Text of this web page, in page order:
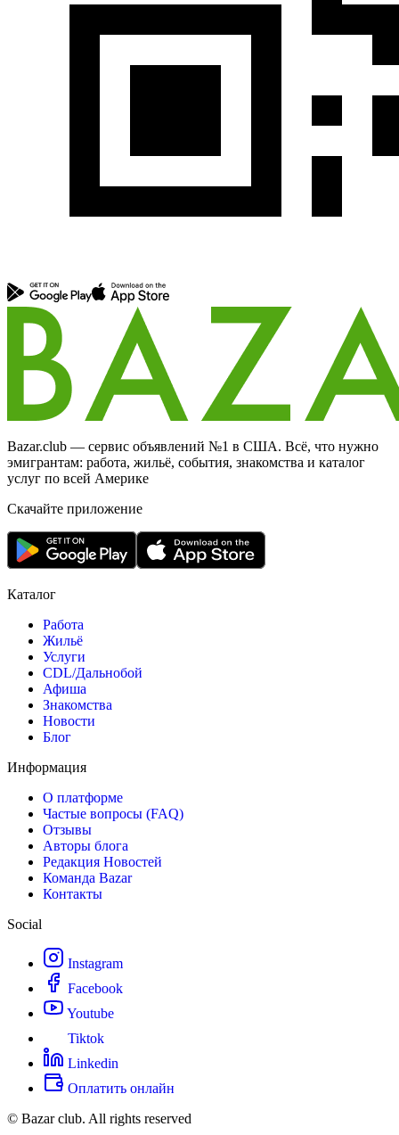
Bazar.club — сервис объявлений №1 в США. Всё, что нужно
эмигрантам: работа, жильё, события, знакомства и каталог
услуг по всей Америке
Скачайте приложение
Каталог
Работа
Жильё
Услуги
CDL/Дальнобой
Афиша
Знакомства
Новости
Блог
Информация
О платформе
Частые вопросы (FAQ)
Отзывы
Авторы блога
Редакция Новостей
Команда Bazar
Контакты
Social
Instagram
Facebook
Youtube
Tiktok
Linkedin
Оплатить онлайн
© Bazar club. All rights reserved